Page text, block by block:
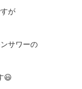
が
サワーの
😃